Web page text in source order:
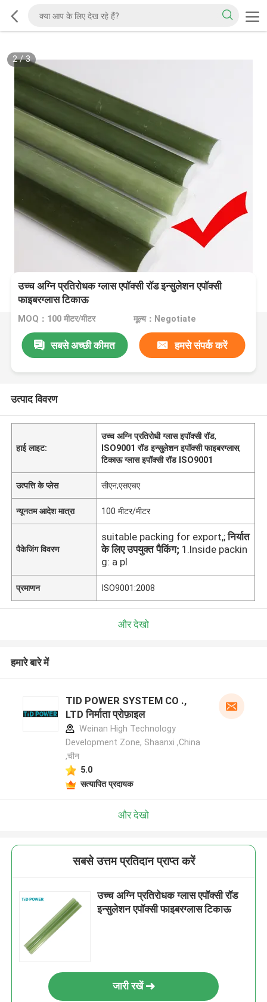
2/3
उच्च अग्नि प्रतिरोधक ग्लास एपॉक्सी रॉड इन्सुलेशन एपॉक्सी
फाइबरग्लास टिकाऊ
MOQ：100 मीटर/मीटर मूल्य：Negotiate
सबसे अच्छी कीमत हमसे संपर्क करें
उत्पाद विवरण
हाई लाइट:
उच्च अग्नि प्रतिरोधी ग्लास इपॉक्सी रॉड,
ISO9001 रॉड इन्सुलेशन इपॉक्सी फाइबरग्लास,
टिकाऊ ग्लास इपॉक्सी रॉड ISO9001
उत्पत्ति के प्लेस सीएन;एसएचए
न्यूनतम आदेश मात्रा 100 मीटर/मीटर
पैकेजिंग विवरण
suitable packing for export,; निर्यात
के लिए उपयुक्त पैकिंग; 1.Inside packin
g: a pl
प्रमाणन ISO9001:2008
और देखो
हमारे बारे में
TID POWER SYSTEM CO .,
LTD निर्माता प्रोफ़ाइल
Weinan High Technology
Development Zone, Shaanxi ,China
,चीन
5.0
सत्यापित प्रदायक
और देखो
सबसे उत्तम प्रतिदान प्राप्त करें
उच्च अग्नि प्रतिरोधक ग्लास एपॉक्सी रॉड
इन्सुलेशन एपॉक्सी फाइबरग्लास टिकाऊ
जारी रखें